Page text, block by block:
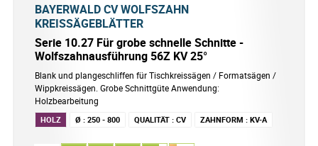
BAYERWALD CV WOLFSZAHN
KREISSÄGEBLÄTTER
Serie 10.27 Für grobe schnelle Schnitte -
Wolfszahnausführung 56Z KV 25°
Blank und plangeschliffen für Tischkreissägen / Formatsägen /
Wippkreissägen. Grobe Schnittgüte Anwendung:
Holzbearbeitung
HOLZ Ø : 250 - 800 QUALITÄT : CV ZAHNFORM : KV-A